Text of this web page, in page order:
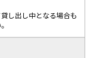
し出し中となる場合も